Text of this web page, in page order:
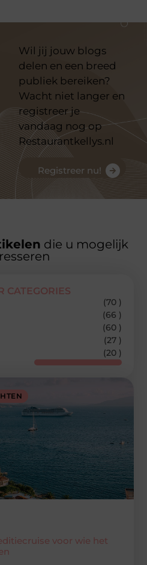
Wil jij jouw blogs
delen en een breed
publiek bereiken?
Wacht niet langer en
registreer je
vandaag nog op
Restaurantkellys.nl
Registreer nu!
die u mogelijk
voor wie het
CATEGORIES
(70 )
(66 )
(60 )
(27 )
(20 )